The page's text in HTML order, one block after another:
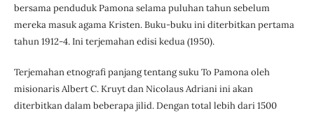
bersama penduduk Pamona selama puluhan tahun sebelum
mereka masuk agama Kristen. Buku-buku ini diterbitkan pertama
tahun 1912-4. Ini terjemahan edisi kedua (1950).
Terjemahan etnografi panjang tentang suku To Pamona oleh
misionaris Albert C. Kruyt dan Nicolaus Adriani ini akan
diterbitkan dalam beberapa jilid. Dengan total lebih dari 1500